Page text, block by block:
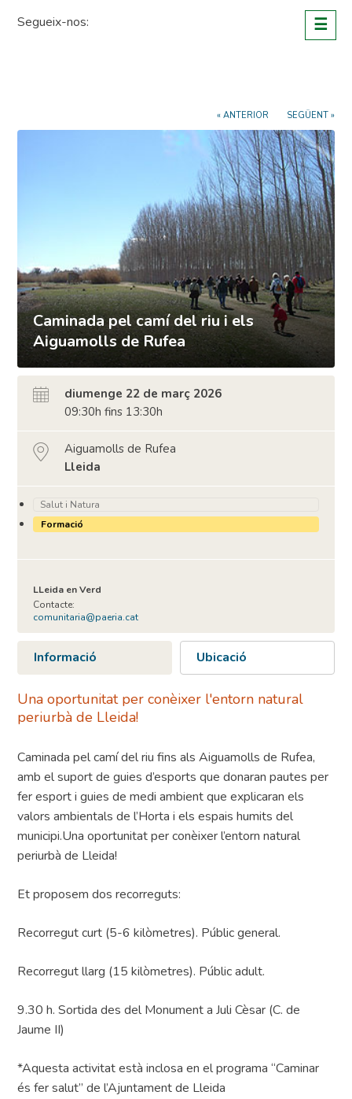
Segueix-nos: ☰
« ANTERIOR SEGÜENT »
Caminada pel camí del riu i els
Aiguamolls de Rufea
diumenge 22 de març 2026
09:30h fins 13:30h
Aiguamolls de Rufea
Lleida
Salut i Natura
Formació
LLeida en Verd
Contacte:
comunitaria@paeria.cat
Informació Ubicació
Una oportunitat per conèixer l'entorn natural
periurbà de Lleida!
Caminada pel camí del riu fins als Aiguamolls de Rufea,
amb el suport de guies d’esports que donaran pautes per
fer esport i guies de medi ambient que explicaran els
valors ambientals de l’Horta i els espais humits del
municipi.Una oportunitat per conèixer l’entorn natural
periurbà de Lleida!
Et proposem dos recorreguts:
Recorregut curt (5-6 kilòmetres). Públic general.
Recorregut llarg (15 kilòmetres). Públic adult.
9.30 h. Sortida des del Monument a Juli Cèsar (C. de
Jaume II)
*Aquesta activitat està inclosa en el programa “Caminar
és fer salut” de l’Ajuntament de Lleida